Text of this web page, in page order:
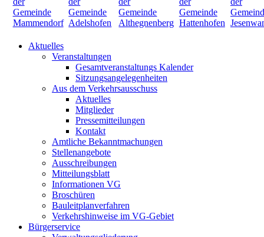
Aktuelles
Veranstaltungen
Gesamtveranstaltungs Kalender
Sitzungsangelegenheiten
Aus dem Verkehrsausschuss
Aktuelles
Mitglieder
Pressemitteilungen
Kontakt
Amtliche Bekanntmachungen
Stellenangebote
Ausschreibungen
Mitteilungsblatt
Informationen VG
Broschüren
Bauleitplanverfahren
Verkehrshinweise im VG-Gebiet
Bürgerservice